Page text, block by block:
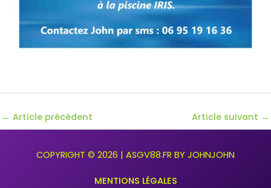
Navigation
des
← Article précédent Article suivant →
COPYRIGHT © 2026 | ASGV88.FR BY JOHNJOHN
MENTIONS LÉGALES